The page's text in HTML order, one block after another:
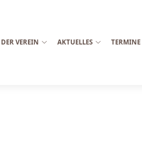
DER VEREIN AKTUELLES TERMINE